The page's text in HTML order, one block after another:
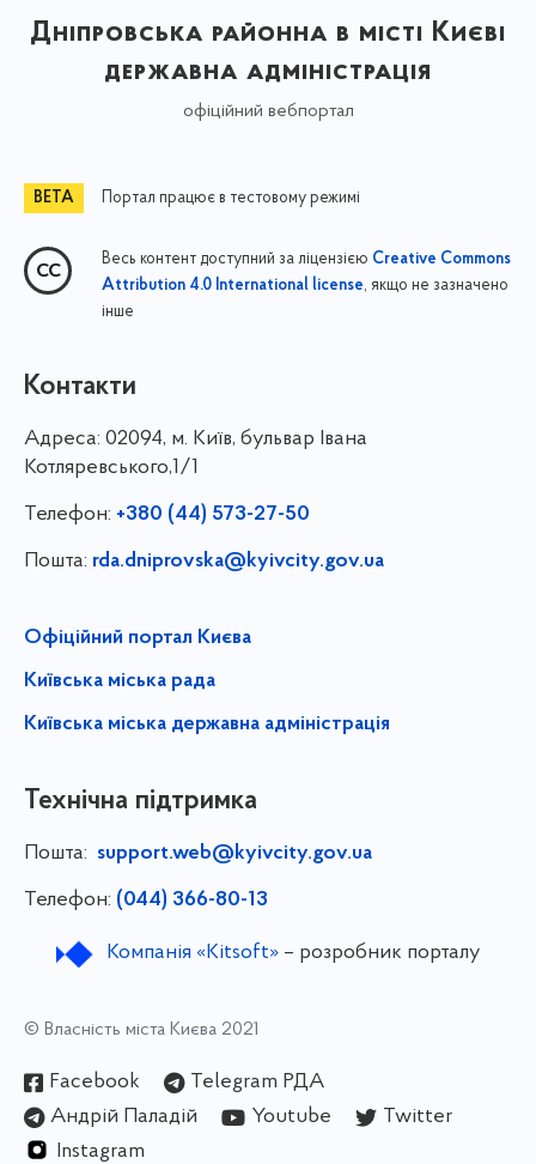
Дніпровська районна в місті Києві
державна адміністрація
офіційний вебпортал
Портал працює в тестовому режимі
Весь контент доступний за ліцензією Creative Commons
Attribution 4.0 International license, якщо не зазначено
інше
Контакти
Адреса: 02094, м. Київ, бульвар Івана
Котляревського,1/1
Телефон: +380 (44) 573-27-50
Пошта: rda.dniprovska@kyivcity.gov.ua
Офіційний портал Києва
Київська міська рада
Київська міська державна адміністрація
Технічна підтримка
Пошта: support.web@kyivcity.gov.ua
Телефон: (044) 366-80-13
Компанія «Kitsoft»– розробник порталу
© Власність міста Києва 2021
Facebook
Telegram РДА
Андрій Паладій
Youtube
Twitter
Instagram